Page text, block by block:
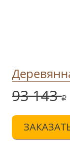
93 143